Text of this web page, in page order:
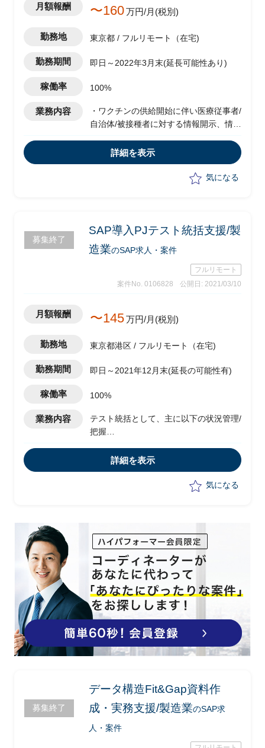
月額報酬 〜160万円/月(税別)
勤務地 東京都 / フルリモート（在宅)
勤務期間 即日～2022年3月末(延長可能性あり)
稼働率 100%
業務内容
・ワクチンの供給開始に伴い医療従事者/
自治体/被接種者に対する情報開示、情報
PJのPMO
・周辺業務の整理
・プロジェクト全体マネジメント
詳細を表示
気になる
募集終了
SAP導入PJテスト統括支援/製
造業のSAP求人・案件
フルリモート
案件No. 0106828
公開日: 2021/03/10
月額報酬 〜145万円/月(税別)
勤務地 東京都港区 / フルリモート（在宅)
勤務期間 即日～2021年12月末(延長の可能性有)
稼働率 100%
業務内容
テスト統括として、主に以下の状況管理/
把握
ション）
-運用テスト
-追加案件に関する追加テスト等
詳細を表示
気になる
募集終了
データ構造Fit&Gap資料作
成・実務支援/製造業のSAP求
人・案件